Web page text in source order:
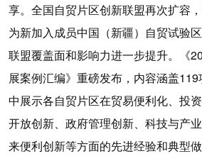
享。全国自贸片区创新联盟再次扩容
为新加入成员中国（新疆）自贸试验
联盟覆盖面和影响力进一步提升。《
展案例汇编》重磅发布，内容涵盖
中展示各自贸片区在贸易便利化、投
开放创新、政府管理创新、科技与产
来便利创新等方面的先进经验和典型